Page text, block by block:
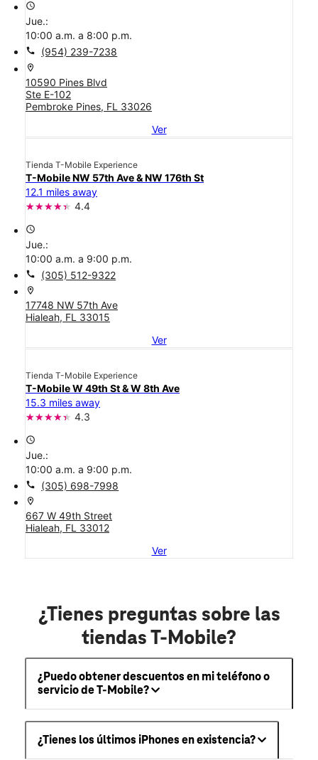
access_time
Jue.:
10:00 a.m. a 8:00 p.m.
call (954) 239-7238
location_on
10590 Pines Blvd
Ste E-102
Pembroke Pines, FL 33026
Ver
Tienda T-Mobile Experience
T-Mobile NW 57th Ave & NW 176th St
12.1 miles away
4.4
access_time
Jue.:
10:00 a.m. a 9:00 p.m.
call (305) 512-9322
location_on
17748 NW 57th Ave
Hialeah, FL 33015
Ver
Tienda T-Mobile Experience
T-Mobile W 49th St & W 8th Ave
15.3 miles away
4.3
access_time
Jue.:
10:00 a.m. a 9:00 p.m.
call (305) 698-7998
location_on
667 W 49th Street
Hialeah, FL 33012
Ver
¿Tienes preguntas sobre las
tiendas T-Mobile?
¿Puedo obtener descuentos en mi teléfono o
servicio de T-Mobile?
¿Tienes los últimos iPhones en existencia?